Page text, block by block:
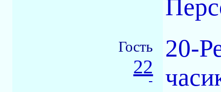
Гость
22
-
20-